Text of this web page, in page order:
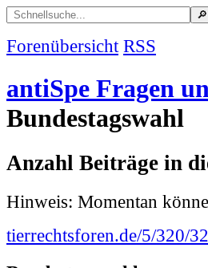
Forenübersicht RSS
antiSpe Fragen
Bundestagswahl
Anzahl Beiträge in
Hinweis: Momentan
tierrechtsforen.de/5/320/